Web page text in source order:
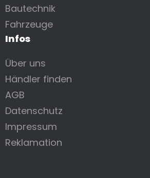
Bautechnik
Fahrzeuge
Infos
Über uns
Händler finden
AGB
Datenschutz
Impressum
Reklamation